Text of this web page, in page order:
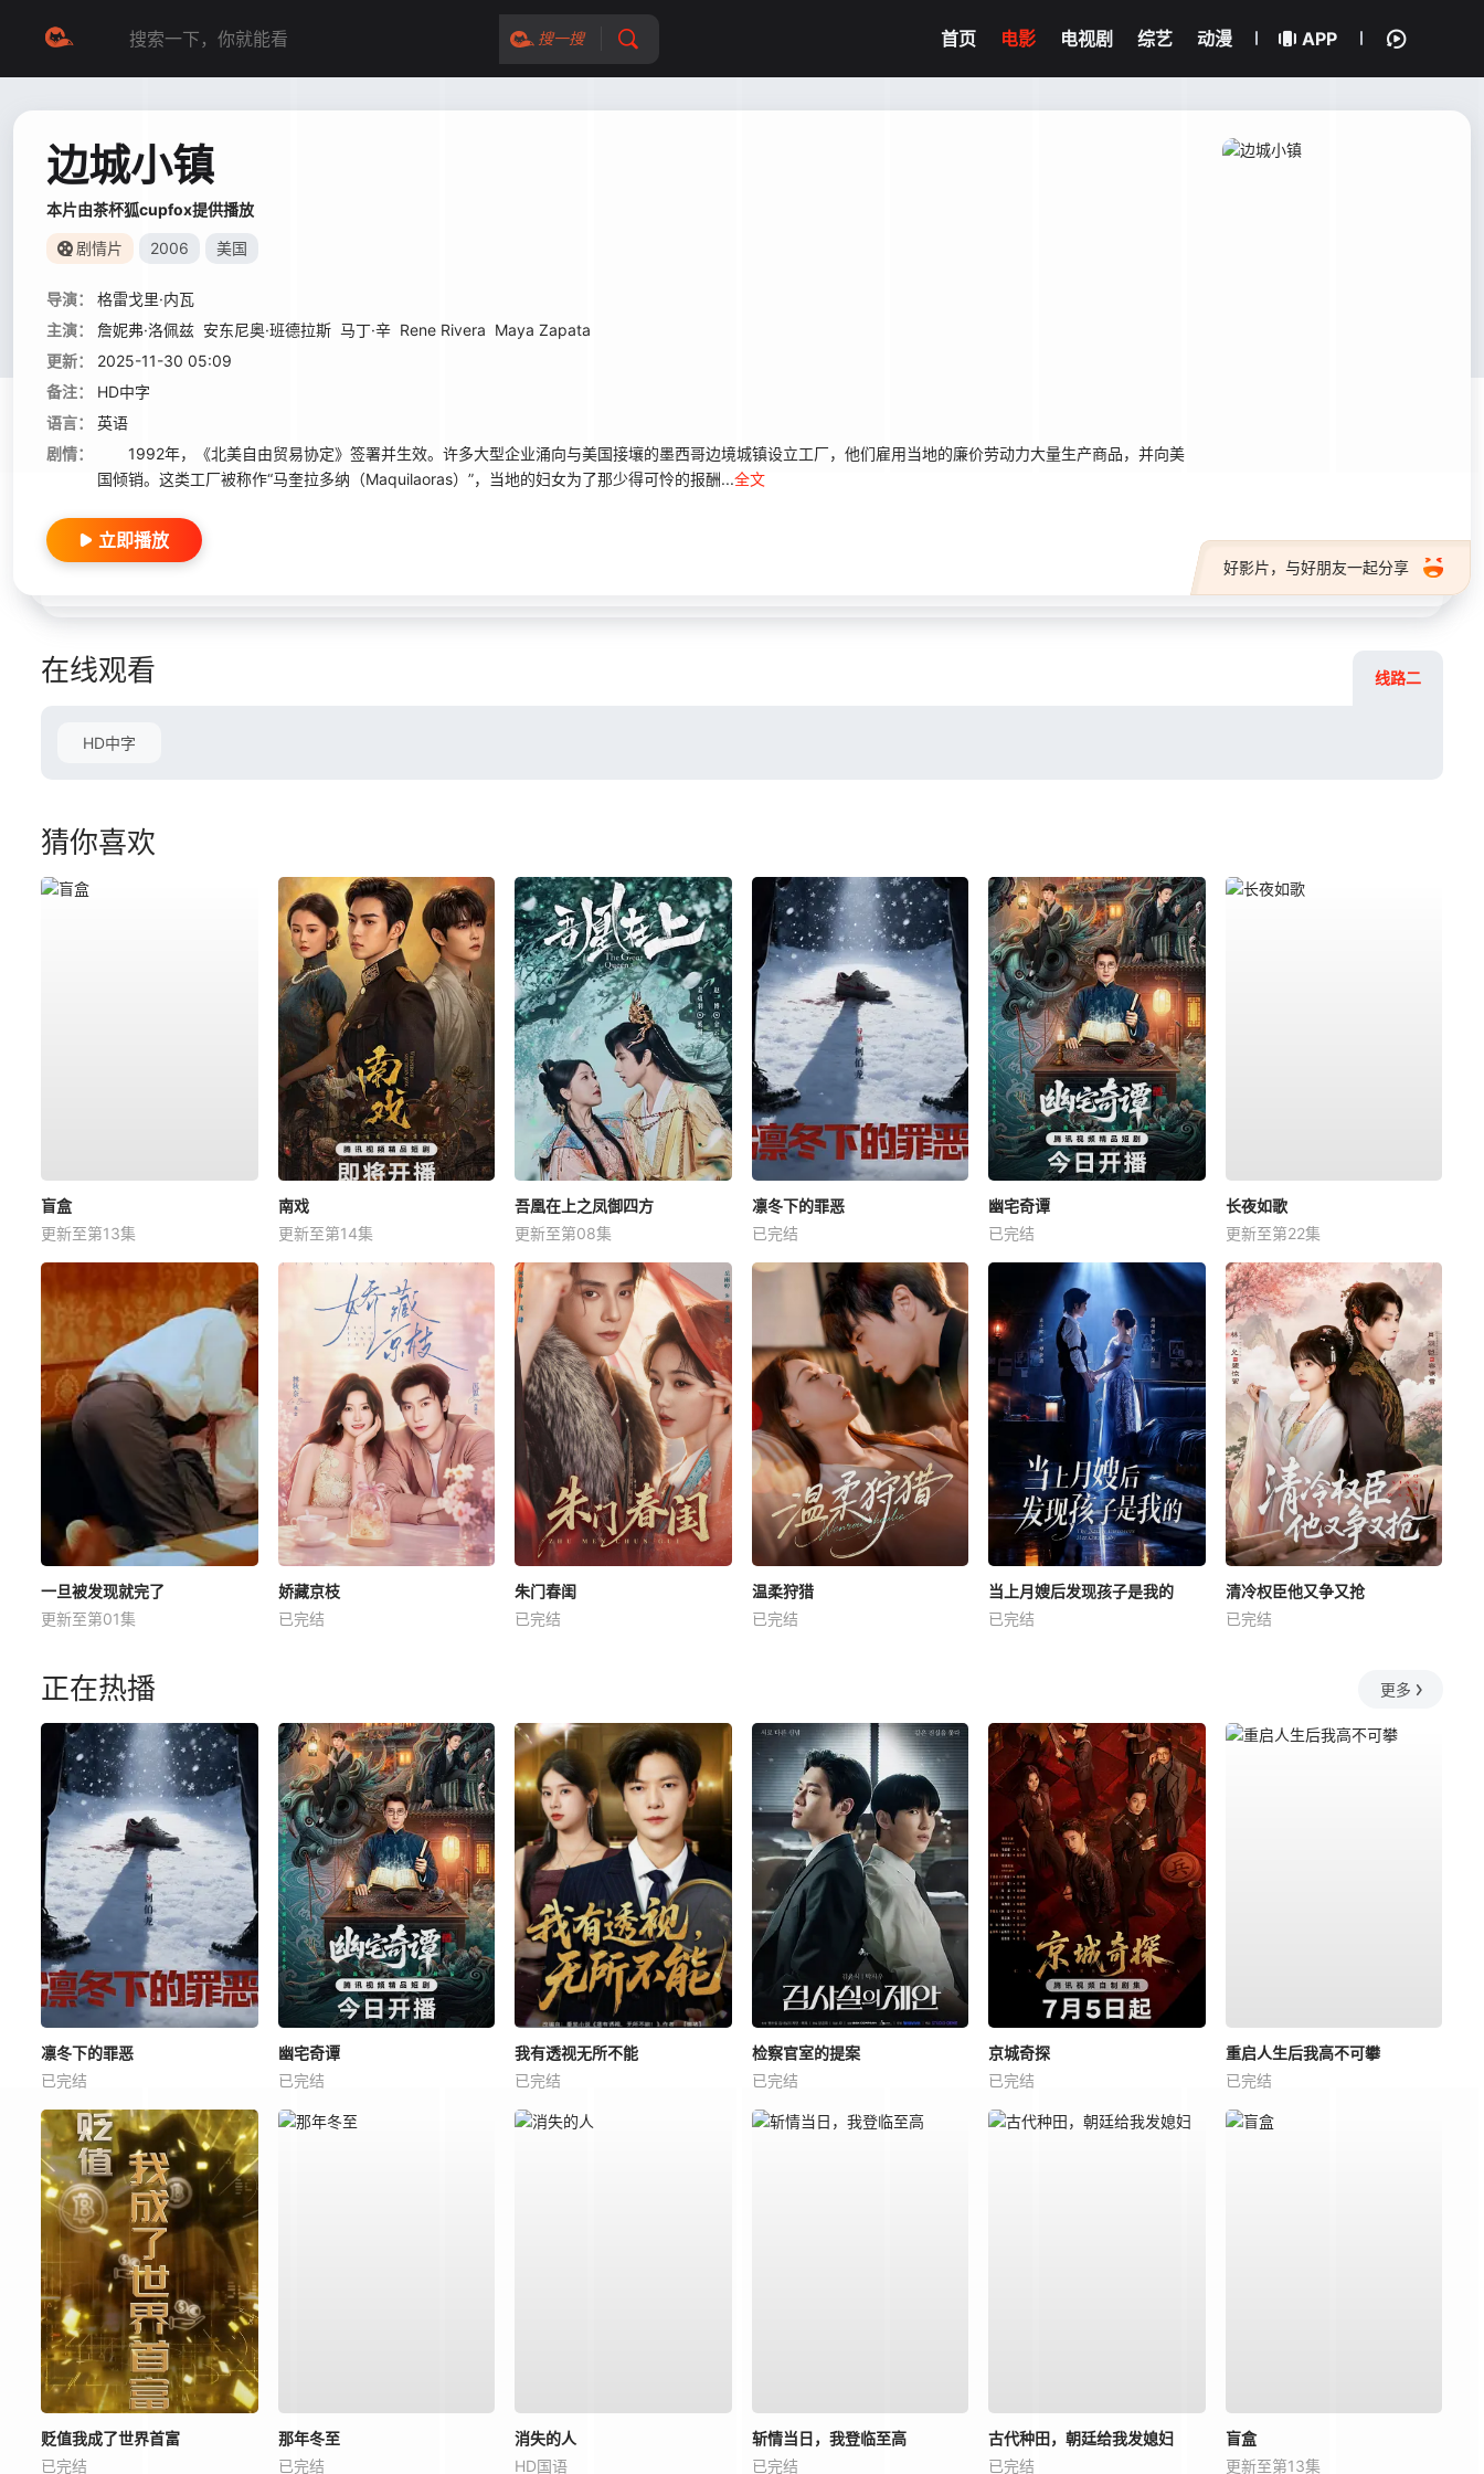
搜一搜 首页 电影 电视剧 综艺 动漫 APP
边城小镇
本片由茶杯狐cupfox提供播放
剧情片 2006 美国
导演：
格雷戈里·内瓦
主演：
詹妮弗·洛佩兹 安东尼奥·班德拉斯 马丁·辛 Rene Rivera Maya Zapata
更新：
2025-11-30 05:09
备注：
HD中字
语言：
英语
剧情：
1992年，《北美自由贸易协定》签署并生效。许多大型企业涌向与美国接壤的墨西哥边境城镇设立工厂，他们雇用当地的廉价劳动力大量生产商品，并向美
国倾销。这类工厂被称作“马奎拉多纳（Maquilaoras）”，当地的妇女为了那少得可怜的报酬...全文
好影片，与好朋友一起分享
立即播放
在线观看 线路二
HD中字
猜你喜欢
盲盒
更新至第13集
南戏
更新至第14集
吾凰在上之凤御四方
更新至第08集
凛冬下的罪恶
已完结
幽宅奇谭
已完结
长夜如歌
更新至第22集
一旦被发现就完了
更新至第01集
娇藏京枝
已完结
朱门春闺
已完结
温柔狩猎
已完结
当上月嫂后发现孩子是我的
已完结
清冷权臣他又争又抢
已完结
正在热播 更多
凛冬下的罪恶
已完结
幽宅奇谭
已完结
我有透视无所不能
已完结
检察官室的提案
已完结
京城奇探
已完结
重启人生后我高不可攀
已完结
贬值我成了世界首富
已完结
那年冬至
已完结
消失的人
HD国语
斩情当日，我登临至高
已完结
古代种田，朝廷给我发媳妇
已完结
盲盒
更新至第13集